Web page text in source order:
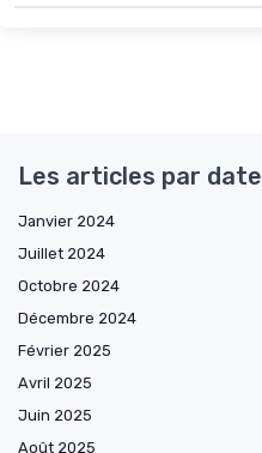
Les articles par date
Janvier 2024
Juillet 2024
Octobre 2024
Décembre 2024
Février 2025
Avril 2025
Juin 2025
Août 2025